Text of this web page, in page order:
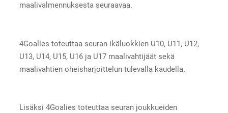
maalivalmennuksesta seuraavaa.
4Goalies toteuttaa seuran ikäluokkien U10, U11, U12,
U13, U14, U15, U16 ja U17 maalivahtijäät sekä
maalivahtien oheisharjoittelun tulevalla kaudella.
Lisäksi 4Goalies toteuttaa seuran joukkueiden